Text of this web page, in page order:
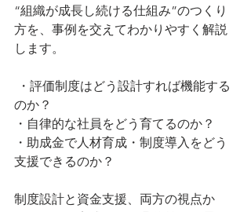
“組織が成長し続ける仕組み”のつくり
方を、事例を交えてわかりやすく解説
します。
のか？
・自律的な社員をどう育てるのか？
・助成金で人材育成・制度導入をどう
支援できるのか？
制度設計と資金支援、両方の視点か